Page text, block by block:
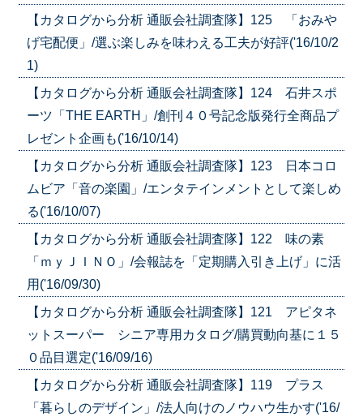
【カタログから分析 通販会社調査隊】125 「おみや
げ宅配便」/選ぶ楽しみを味わえる工夫が好評('16/10/2
1)
【カタログから分析 通販会社調査隊】124 石井スポ
ーツ「THE EARTH」/創刊４０号記念版発行全商品プ
レゼント企画も('16/10/14)
【カタログから分析 通販会社調査隊】123 日本コロ
ムビア「音の楽園」/エンタテインメントとして楽しめ
る('16/10/07)
【カタログから分析 通販会社調査隊】122 味の素
「ｍｙＪＩＮＯ」/会報誌を「定期購入引き上げ」に活
用('16/09/30)
【カタログから分析 通販会社調査隊】121 アピタネ
ットスーパー シニア専用カタログ/購買動向基に１５
０品目選定('16/09/16)
【カタログから分析 通販会社調査隊】119 プラス
「暮らしのデザイン」/法人向けのノウハウ生かす('16/